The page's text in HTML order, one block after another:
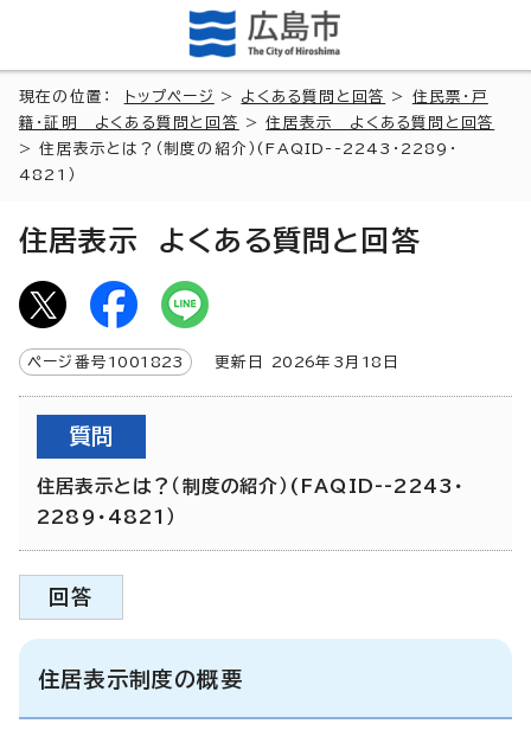
現在の位置： トップページ > よくある質問と回答 > 住民票・戸
籍・証明 よくある質問と回答
>住居表示 よくある質問と回答
> 住居表示とは？（制度の紹介）(FAQID--2243・2289・
4821）
住居表示 よくある質問と回答
ページ番号 1001823 更新日 2026年3月 18 日
質問
住居表示とは？（制度の紹介）(FAQID--2243・
2289・4821）
回答
住居表示制度の概要